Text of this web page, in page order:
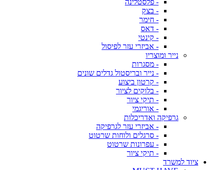
- פלסטלינה
- בצק
- חימר
- דאס
- קינטי
- אביזרי עזר לפיסול
נייר ומוצריו
- מסגרות
- נייר ובריסטול גדלים שונים
- קרטון ביצוע
- בלוקים לציור
- תיקי ציור
- אוריגמי
גרפיקה ואדריכלות
- אביזרי עזר לגרפיקה
- סרגלים ולוחות שרטוט
- עפרונות שרטוט
- תיקי ציור
ציוד למשרד